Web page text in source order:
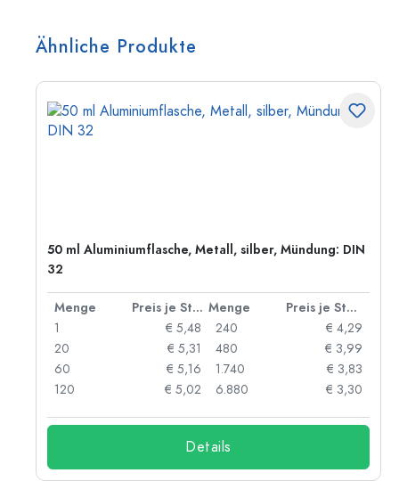
Ähnliche Produkte
50 ml Aluminiumflasche, Metall, silber, Mündung: DIN
32
Menge Preis je Stück Menge
Preis je Stück
1
€ 5,48
20
€ 5,31
60
€ 5,16
120
€ 5,02
240
€ 4,29
480
€ 3,99
1.740
€ 3,83
6.880
€ 3,30
Details